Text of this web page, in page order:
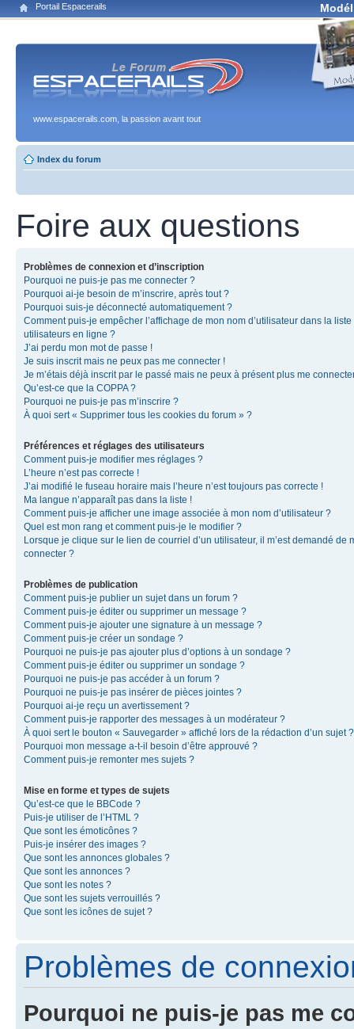
Portail Espacerails
www.espacerails.com, la passion avant tout
Index du forum
Foire aux questions
Problèmes de connexion et d’inscription
Pourquoi ne puis-je pas me connecter ?
Pourquoi ai-je besoin de m’inscrire, après tout ?
Pourquoi suis-je déconnecté automatiquement ?
Comment puis-je empêcher l’affichage de mon nom d’utilisateur dans la liste
utilisateurs en ligne ?
J’ai perdu mon mot de passe !
Je suis inscrit mais ne peux pas me connecter !
Je m’étais déjà inscrit par le passé mais ne peux à présent plus me
Qu’est-ce que la COPPA ?
Pourquoi ne puis-je pas m’inscrire ?
À quoi sert « Supprimer tous les cookies du forum » ?
Préférences et réglages des utilisateurs
Comment puis-je modifier mes réglages ?
L’heure n’est pas correcte !
J’ai modifié le fuseau horaire mais l’heure n’est toujours pas correcte !
Ma langue n’apparaît pas dans la liste !
Comment puis-je afficher une image associée à mon nom d’utilisateur ?
Quel est mon rang et comment puis-je le modifier ?
Lorsque je clique sur le lien de courriel d’un utilisateur, il m’est demandé de
connecter ?
Problèmes de publication
Comment puis-je publier un sujet dans un forum ?
Comment puis-je éditer ou supprimer un message ?
Comment puis-je ajouter une signature à un message ?
Comment puis-je créer un sondage ?
Pourquoi ne puis-je pas ajouter plus d’options à un sondage ?
Comment puis-je éditer ou supprimer un sondage ?
Pourquoi ne puis-je pas accéder à un forum ?
Pourquoi ne puis-je pas insérer de pièces jointes ?
Pourquoi ai-je reçu un avertissement ?
Comment puis-je rapporter des messages à un modérateur ?
À quoi sert le bouton « Sauvegarder » affiché lors de la rédaction d’un sujet ?
Pourquoi mon message a-t-il besoin d’être approuvé ?
Comment puis-je remonter mes sujets ?
Mise en forme et types de sujets
Qu’est-ce que le BBCode ?
Puis-je utiliser de l’HTML ?
Que sont les émoticônes ?
Puis-je insérer des images ?
Que sont les annonces globales ?
Que sont les annonces ?
Que sont les notes ?
Que sont les sujets verrouillés ?
Que sont les icônes de sujet ?
Problèmes de
Pourquoi ne puis-je pas me